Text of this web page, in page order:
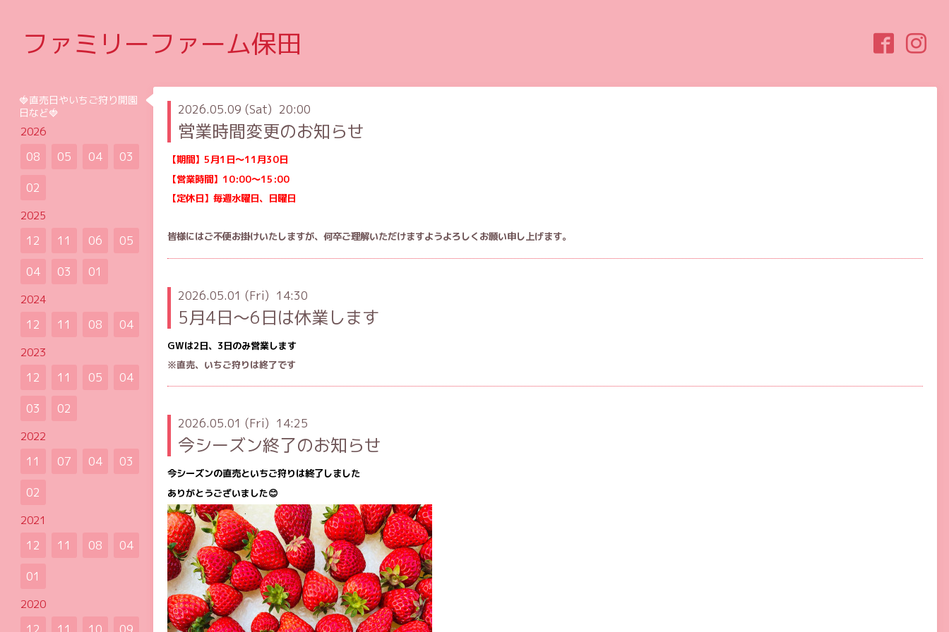
ファミリーファーム保田
2026.05.09 (Sat) 20:00
営業時間変更のお知らせ
【期間】5月1日〜11月30日
【営業時間】 10:00〜15:00
【定休日】毎週水曜日、日曜日
皆様にはご不便お掛けいたしますが、何卒ご理解いただけますようよろしくお願い申し上げます。
2026.05.01 (Fri) 14:30
5月4日〜6日は休業します
GWは2日、3日のみ営業します
※直売、いちご狩りは終了です
2026.05.01 (Fri) 14:25
今シーズン終了のお知らせ
今シーズンの直売といちご狩りは終了しました
ありがとうございました😊
🍓直売日やいちご狩り開園
日など🍓
2026
08 05 04
03
02
2025
12 11 06
05
04
03 01
2024
12 11 08 04
2023
12 11 05
04
03
02
2022
11 07 04
03
02
2021
12 11 08
04
01
2020